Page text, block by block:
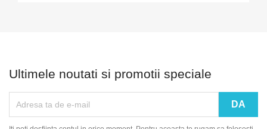
Ultimele noutati si promotii speciale